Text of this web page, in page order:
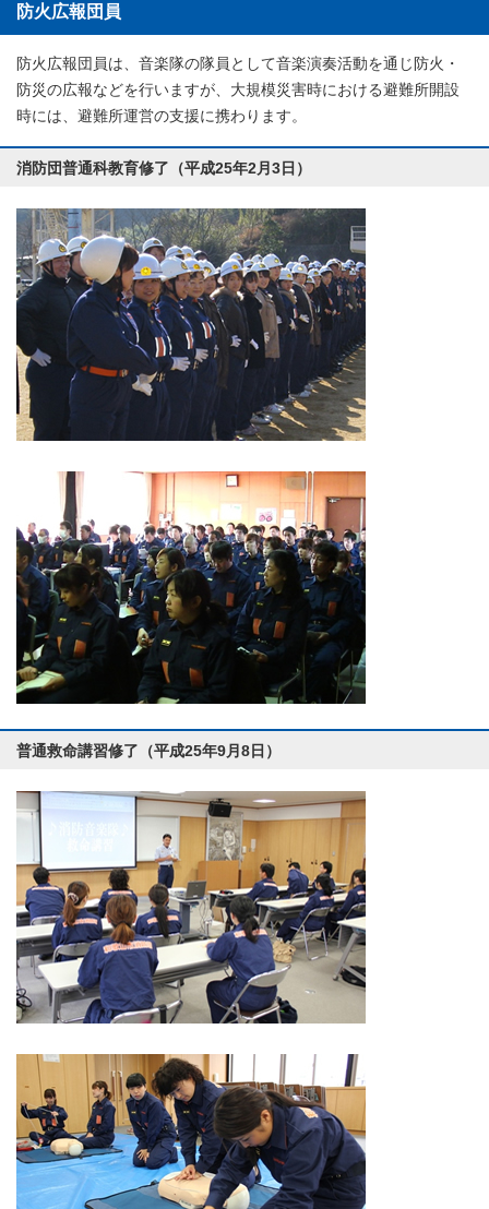
防火広報団員
防火広報団員は、音楽隊の隊員として音楽演奏活動を通じ防火・
防災の広報などを行いますが、大規模災害時における避難所開設
時には、避難所運営の支援に携わります。
消防団普通科教育修了（平成25年2月3日）
普通救命講習修了（平成25年9月8日）